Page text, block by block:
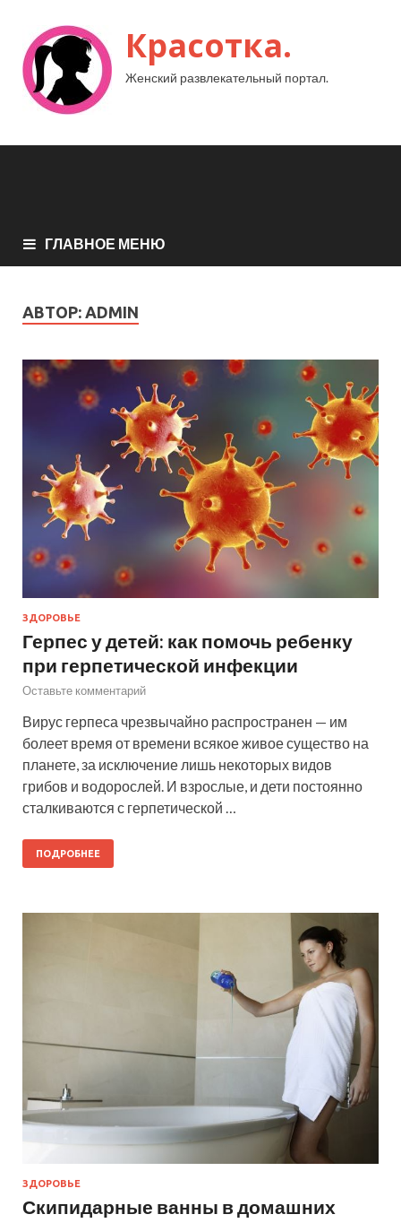
Красотка.
Женский развлекательный портал.
ГЛАВНОЕ МЕНЮ
АВТОР: ADMIN
ЗДОРОВЬЕ
Герпес у детей: как помочь ребенку
при герпетической инфекции
Оставьте комментарий
Вирус герпеса чрезвычайно распространен — им
болеет время от времени всякое живое существо на
планете, за исключение лишь некоторых видов
грибов и водорослей. И взрослые, и дети постоянно
сталкиваются с герпетической …
ПОДРОБНЕЕ
ЗДОРОВЬЕ
Скипидарные ванны в домашних